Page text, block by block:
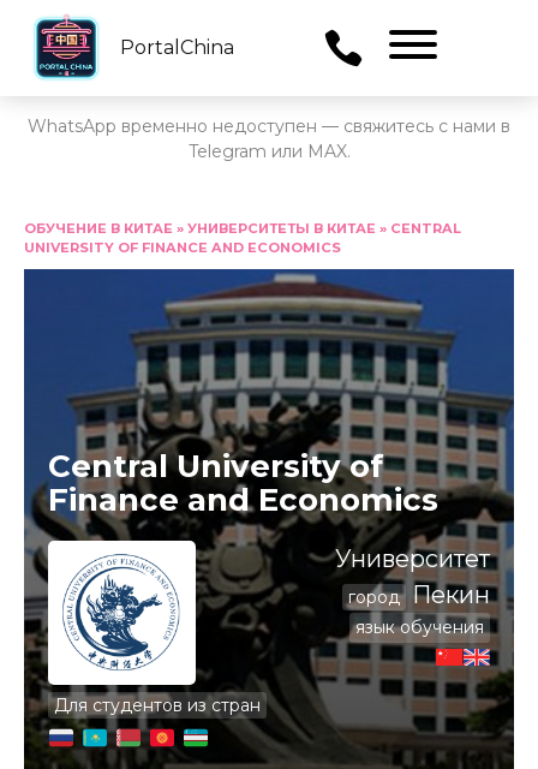
PortalChina
WhatsApp временно недоступен — свяжитесь с нами в
Telegram или MAX.
содержанию
ОБУЧЕНИЕ В КИТАЕ » УНИВЕРСИТЕТЫ В КИТАЕ » CENTRAL
UNIVERSITY OF FINANCE AND ECONOMICS
Central University of
Finance and Economics
Для студентов из стран
Университет
город Пекин
язык обучения